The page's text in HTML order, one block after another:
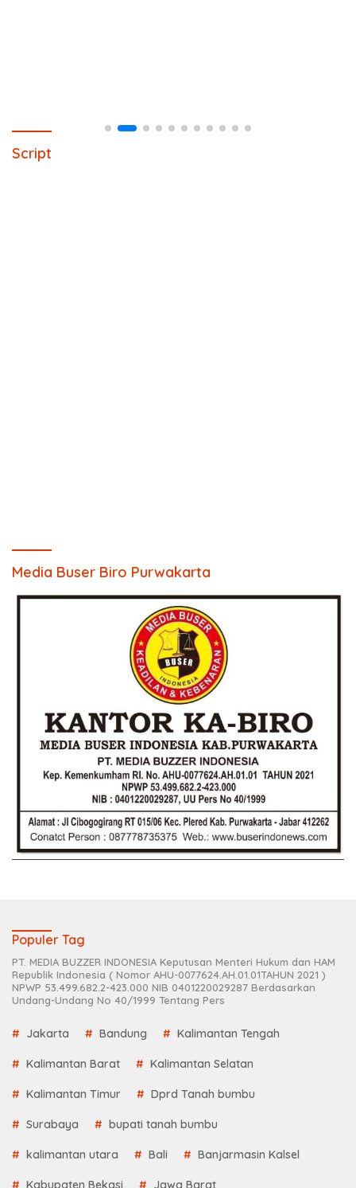
Script
Media Buser Biro Purwakarta
Populer Tag
PT. MEDIA BUZZER INDONESIA Keputusan Menteri Hukum dan HAM
Republik Indonesia ( Nomor AHU-0077624.AH.01.01TAHUN 2021 )
NPWP 53.499.682.2-423.000 NIB 0401220029287 Berdasarkan
Undang-Undang No 40/1999 Tentang Pers
Jakarta Bandung Kalimantan Tengah
Kalimantan Barat Kalimantan Selatan
Kalimantan Timur Dprd Tanah bumbu
Surabaya bupati tanah bumbu
kalimantan utara Bali Banjarmasin Kalsel
Kabupaten Bekasi Jawa Barat